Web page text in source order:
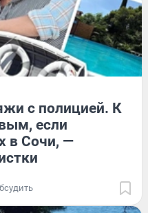
с полицией. К
если
в Сочи, —